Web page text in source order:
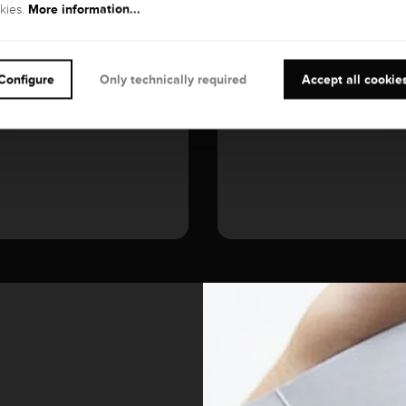
Diamond
More information...
Accept all
Only technically required